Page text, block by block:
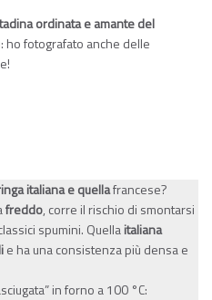
ordinata e amante del
ho fotografato anche delle
italiana e quellafrancese?
freddo, corre il rischio di smontarsi
spumini. Quellaitaliana
e ha una consistenza più densa e
in forno a 100 °C: